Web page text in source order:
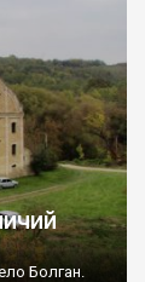
Болган.